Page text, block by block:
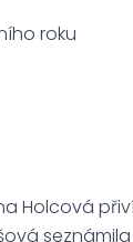
roku
Holcová